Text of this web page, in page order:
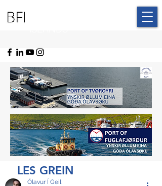
LES GREIN
Ólavur Í Geil